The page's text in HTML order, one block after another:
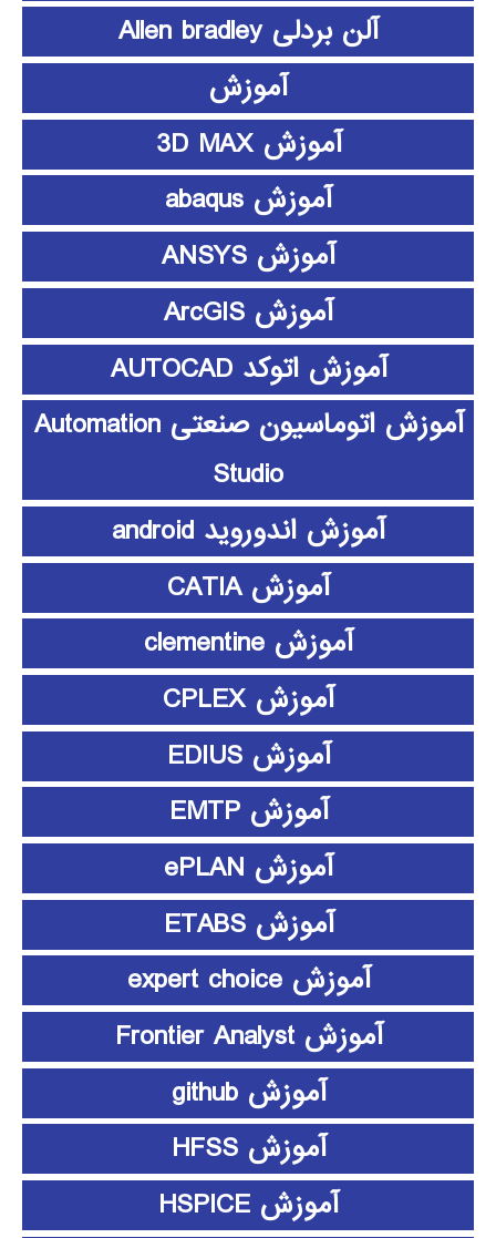
آلن بردلی Allen bradley
آموزش
آموزش 3D MAX
آموزش abaqus
آموزش ANSYS
آموزش ArcGIS
آموزش اتوکد AUTOCAD
آموزش اتوماسیون صنعتی Automation
Studio
آموزش اندوروید android
آموزش CATIA
آموزش clementine
آموزش CPLEX
آموزش EDIUS
آموزش EMTP
آموزش ePLAN
آموزش ETABS
آموزش expert choice
آموزش Frontier Analyst
آموزش github
آموزش HFSS
آموزش HSPICE